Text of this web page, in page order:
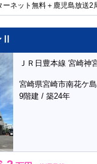
ーネット無料＋鹿児島放送2
ＪＲ日豊本線 宮崎神
宮崎県宮崎市南花ケ
9階建 / 築24年